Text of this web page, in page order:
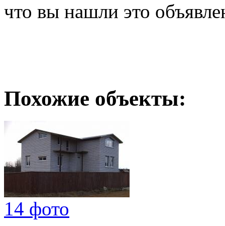
что вы нашли это
Похожие объекты:
14 фото